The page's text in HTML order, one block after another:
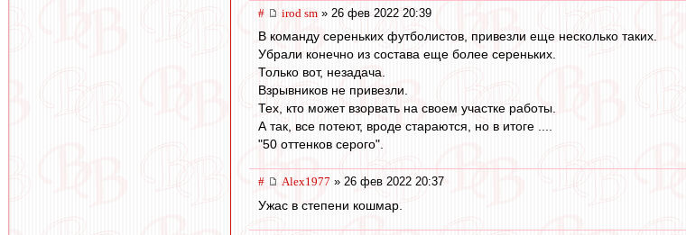
# irod sm » 26 фев 2022 20:39
В команду сереньких футболистов, привезли еще несколько таких.
Убрали конечно из состава еще более сереньких.
Только вот, незадача.
Взрывников не привезли.
Тех, кто может взорвать на своем участке работы.
А так, все потеют, вроде стараются, но в итоге ....
"50 оттенков серого".
# Alex1977 » 26 фев 2022 20:37
Ужас в степени кошмар.